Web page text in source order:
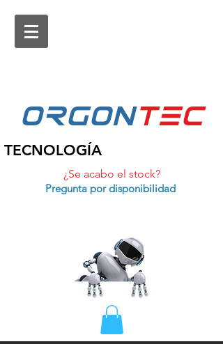
ORGONtEc
TECNOLOGÍA
¿Se acabo el stock?
Pregunta por disponibilidad